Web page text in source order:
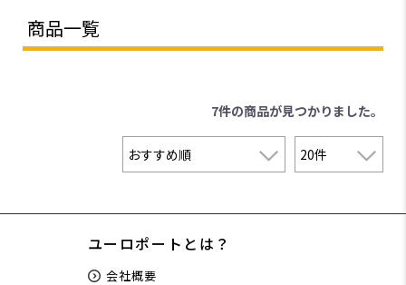
商品一覧
7件の商品が見つかりました。
ユーロポートとは？
会社概要